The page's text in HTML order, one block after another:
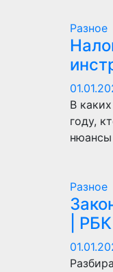
Разное
В
году,
Разное
|